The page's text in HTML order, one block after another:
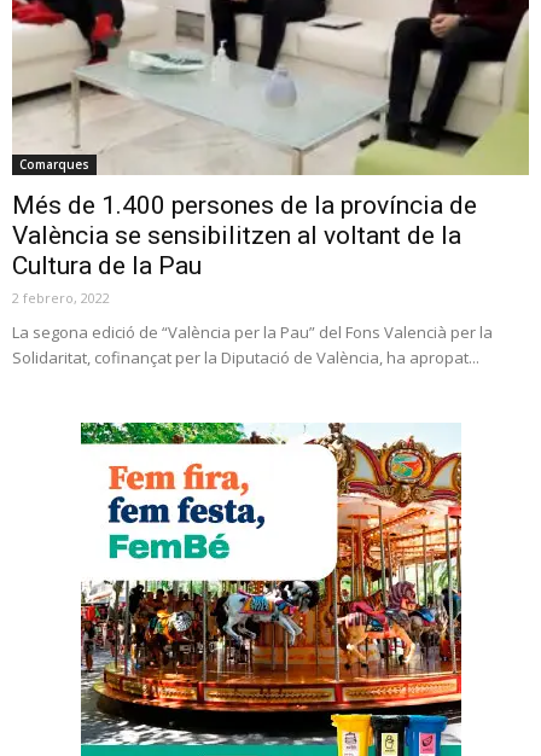
Comarques
Més de 1.400 persones de la província de
València se sensibilitzen al voltant de la
Cultura de la Pau
2 febrero, 2022
La segona edició de “València per la Pau” del Fons Valencià per la
Solidaritat, cofinançat per la Diputació de València, ha apropat...